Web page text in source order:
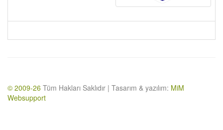
© 2009-26 Tüm Hakları Saklıdır | Tasarım & yazılım: MiM
Websupport